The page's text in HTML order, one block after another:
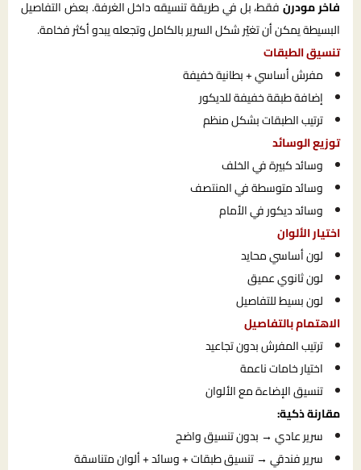
فاخر مودرنفقط، بل في طريقة تنسيقه داخل الغرفة. بعض التفاصيل
البسيطة يمكن أن تغيّر شكل السرير بالكامل وتجعله يبدو أكثر فخامة.
تنسيق الطبقات
مفرش أساسي + بطانية خفيفة
إضافة طبقة خفيفة للديكور
ترتيب الطبقات بشكل منظم
توزيع الوسائد
وسائد كبيرة في الخلف
وسائد متوسطة في المنتصف
وسائد ديكور في الأمام
اختيار الألوان
لون أساسي محايد
لون ثانوي عميق
لون بسيط للتفاصيل
الاهتمام بالتفاصيل
ترتيب المفرش بدون تجاعيد
اختيار خامات ناعمة
تنسيق الإضاءة مع الألوان
مقارنة ذكية:
سرير عادي → بدون تنسيق واضح
سرير فندقي → تنسيق طبقات + وسائد + ألوان متناسقة